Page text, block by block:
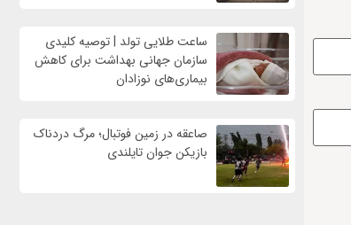
ساعت طلایی تولد | توصیه کلیدی
سازمان جهانی بهداشت برای کاهش
بیماری‌های نوزادان
صاعقه در زمین فوتبال؛ مرگ دردناک
بازیکن جوان تایلندی